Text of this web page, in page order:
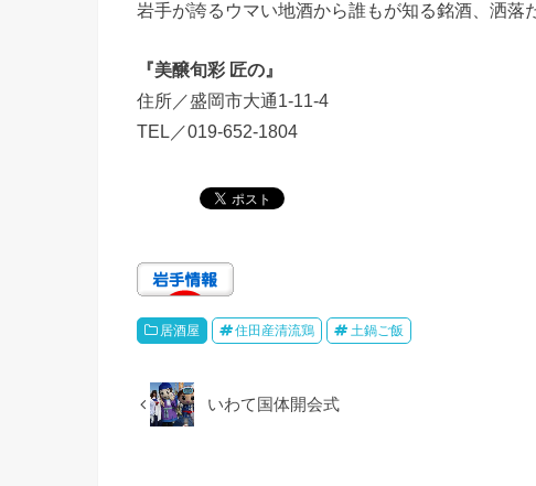
岩手が誇るウマい地酒から誰もが知る銘酒、洒落
『美醸旬彩 匠の』
住所／盛岡市大通1-11-4
TEL／019-652-1804
居酒屋 住田産清流鶏 土鍋ご飯
いわて国体開会式